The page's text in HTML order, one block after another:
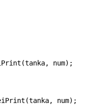
num);
num);